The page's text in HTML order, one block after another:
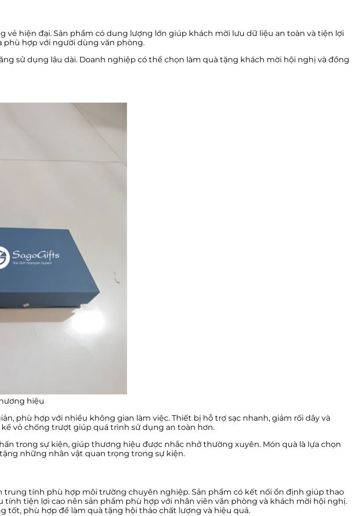
hiện đại. Sản phẩm có dung lượng lớn giúp khách mời lưu dữ liệu an toàn và tiện lợi
phù hợp với người dùng văn phòng.
sử dụng lâu dài. Doanh nghiệp có thể chọn làm quà tặng khách mời hội nghị và đồng
hiệu
phù hợp với nhiều không gian làm việc. Thiết bị hỗ trợ sạc nhanh, giảm rối dây và
vỏ chống trượt giúp quá trình sử dụng an toàn hơn.
trong sự kiện, giúp thương hiệu được nhắc nhở thường xuyên. Món quà là lựa chọn
những nhân vật quan trọng trong sự kiện.
tính phù hợp môi trường chuyên nghiệp. Sản phẩm có kết nối ổn định giúp thao
tiện lợi cao nên sản phẩm phù hợp với nhân viên văn phòng và khách mời hội nghị.
tốt, phù hợp để làm quà tặng hội thảo chất lượng và hiệu quả.